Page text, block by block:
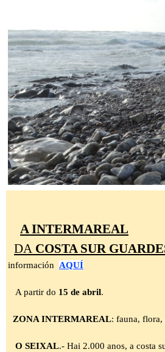
A INTERMAREAL
DA COSTA SUR
información AQUÍ
A partir do 15 de abril.
ZONA INTERMAREAL: fauna, flora,
O SEIXAL.- Hai 2.000 anos, a costa